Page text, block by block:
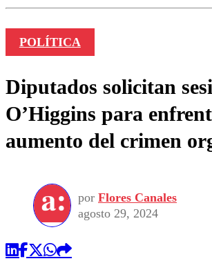
POLÍTICA
Diputados solicitan
O’Higgins para
aumento del crimen
por Flores Canales
agosto 29, 2024